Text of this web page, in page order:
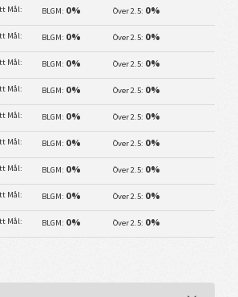
Mål: BLGM: 0% Över 2.5: 0%
Mål: BLGM: 0% Över 2.5: 0%
Mål: BLGM: 0% Över 2.5: 0%
Mål: BLGM: 0% Över 2.5: 0%
Mål: BLGM: 0% Över 2.5: 0%
Mål: BLGM: 0% Över 2.5: 0%
Mål: BLGM: 0% Över 2.5: 0%
Mål: BLGM: 0% Över 2.5: 0%
Mål: BLGM: 0% Över 2.5: 0%